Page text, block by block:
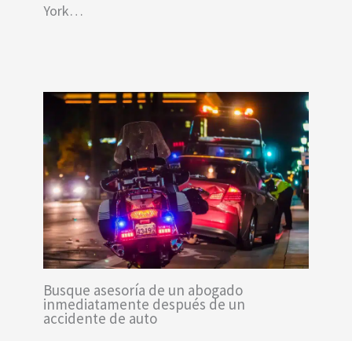
York…
Busque asesoría de un abogado
inmediatamente después de un
accidente de auto